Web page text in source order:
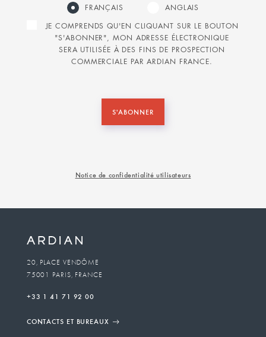
FRANÇAIS
ANGLAIS
JE COMPRENDS QU'EN CLIQUANT SUR LE BOUTON
"S'ABONNER", MON ADRESSE ÉLECTRONIQUE
SERA UTILISÉE À DES FINS DE PROSPECTION
COMMERCIALE PAR ARDIAN FRANCE.
S'ABONNER
Notice de confidentialité utilisateurs
20, PLACE VENDÔME
75001 PARIS, FRANCE
+33 1 41 71 92 00
CONTACTS ET BUREAUX